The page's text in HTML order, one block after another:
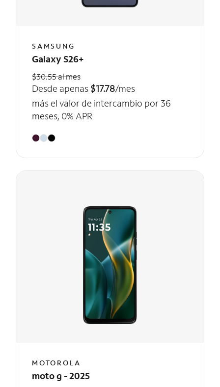
SAMSUNG
Galaxy S26+
$30.55 al mes
Desde apenas $17.78/mes
más el valor de intercambio por 36
meses, 0% APR
MOTOROLA
moto g - 2025